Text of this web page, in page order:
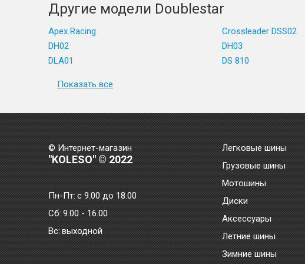
Другие модели Doublestar
Apex Racing Crossleader DSS02
DH02
DH03
DLA01
DS 810
Показать все
© Интернет-магазин
"KOLESO" © 2022
Пн-Пт:с 9.00 до 18.00
Сб: 9.00 - 16.00
Bc: выходной
Легковые шины
Грузовые шины
Мотошины
Диски
Аксессуары
Летние шины
Зимние шины